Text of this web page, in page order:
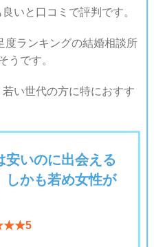
いと口コミで評判です。
度ランキングの結婚相談所
うです。
い世代の方に特におすす
安いのに出会える
しかも若め女性が